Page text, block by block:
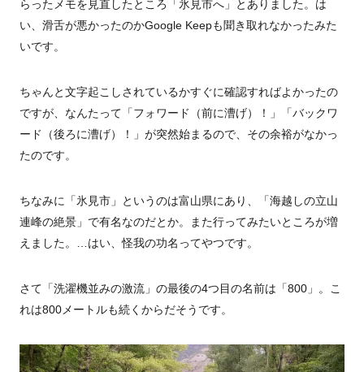
らったメモを見直したところ「氷見市へ」とありました。は
い、滑舌が悪かったのかGoogle Keepも聞き取れなかったみた
いです。
ちゃんと文字起こしされているかすぐに確認すればよかったの
ですが、なんたって「フォワード（前に漕げ）！」「バックワ
ード（後ろに漕げ）！」が突然始まるので、その余裕がなかっ
たのです。
ちなみに「氷見市」というのは富山県にあり、「海越しの立山
連峰の絶景」で有名なのだとか。また行ってみたいところが増
えました。…はい、怪我の功名ってやつです。
さて「洗濯機並みの激流」の最後の4つ目の名前は「800」。こ
れは800メートルも続くからだそうです。